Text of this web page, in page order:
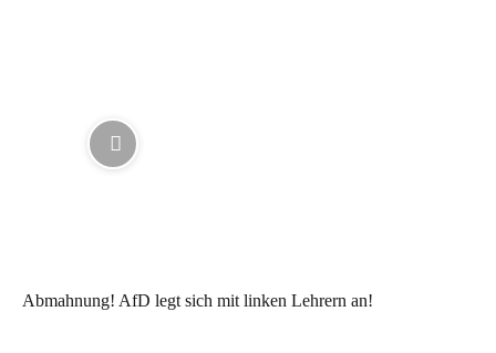
Abmahnung! AfD legt sich mit linken Lehrern an!